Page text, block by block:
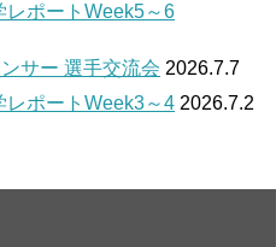
レポートWeek5～6
サー 選手交流会 2026.7.7
レポートWeek3～4 2026.7.2